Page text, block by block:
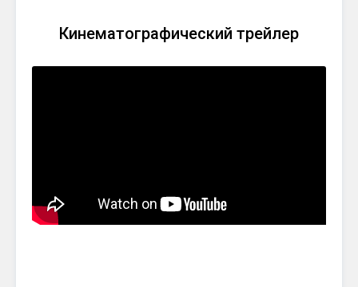
Кинематографический трейлер